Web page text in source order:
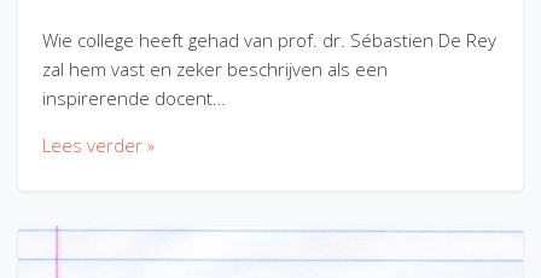
Wie college heeft gehad van prof. dr. Sébastien De Rey
zal hem vast en zeker beschrijven als een
inspirerende docent…
Lees verder »